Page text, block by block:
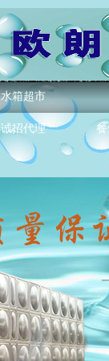
水箱超市
诚招代理